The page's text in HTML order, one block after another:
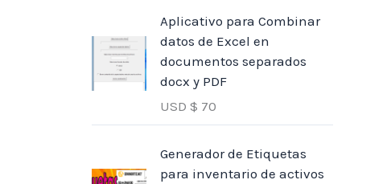
Aplicativo para Combinar
datos de Excel en
documentos separados
docx y PDF
USD $ 70
Generador de Etiquetas
para inventario de activos